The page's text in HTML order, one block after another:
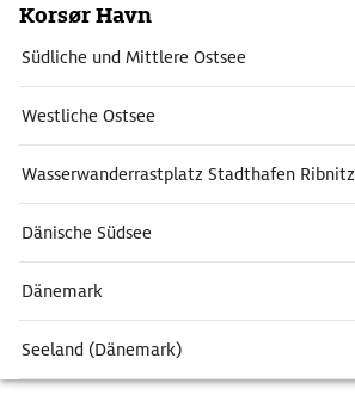
Korsør Havn
Südliche und Mittlere Ostsee
Westliche Ostsee
Wasserwanderrastplatz Stadthafen Ribnitz
Dänische Südsee
Dänemark
Seeland (Dänemark)